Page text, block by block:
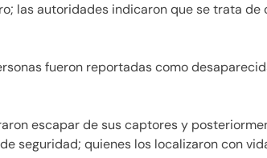
las autoridades indicaron que se trata de
fueron reportadas como
escapar de sus captores y
seguridad; quienes los localizaron con